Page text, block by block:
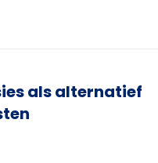
door
als alternatief